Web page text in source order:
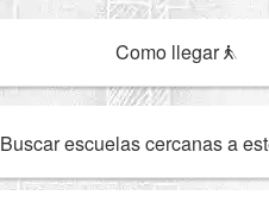
Como llegar
Buscar escuelas cercanas a